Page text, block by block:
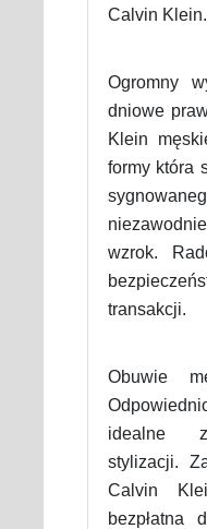
Calvin Klein.
Ogromny
dniowe
Klein
formy która
wzrok.
transakcji.
Obuwie
idealne
stylizacji.
Calvin
bezpłatna